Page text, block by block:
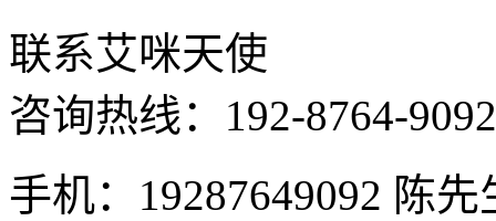
联系艾咪天使
咨询热线： 192-8764-9092
手机：19287649092 陈先